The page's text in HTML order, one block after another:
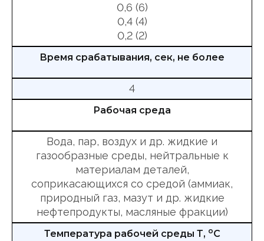
0,6 (6)
0,4 (4)
0,2 (2)
Время срабатывания, сек, не более
4
Рабочая среда
Вода, пар, воздух и др. жидкие и
газообразные среды, нейтральные к
материалам деталей,
соприкасающихся со средой (аммиак,
природный газ, мазут и др. жидкие
нефтепродукты, масляные фракции)
Температура рабочей среды Т, оС